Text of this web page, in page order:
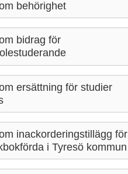
behörighet
bidrag för
ersättning för studier
inackorderingstillägg för
i Tyresö kommun